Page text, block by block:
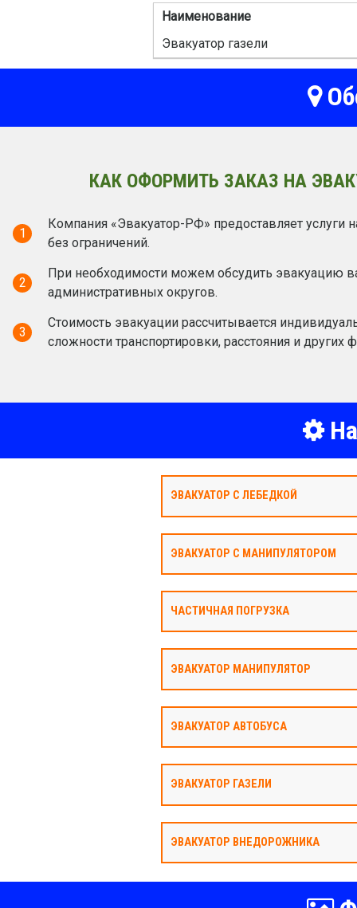
Наименование
Эвакуатор газели
КАК ОФОРМИТЬ ЗАКАЗ НА
1
Компания «Эвакуатор-РФ» предоставляет услуги
без ограничений.
2
При необходимости можем обсудить эвакуацию
административных округов.
3
Стоимость эвакуации рассчитывается
сложности транспортировки, расстояния и других
ЭВАКУАТОР С ЛЕБЕДКОЙ
ЭВАКУАТОР С МАНИПУЛЯТОРОМ
ЧАСТИЧНАЯ ПОГРУЗКА
ЭВАКУАТОР МАНИПУЛЯТОР
ЭВАКУАТОР АВТОБУСА
ЭВАКУАТОР ГАЗЕЛИ
ЭВАКУАТОР ВНЕДОРОЖНИКА